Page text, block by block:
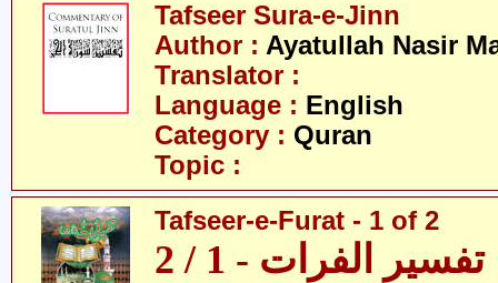
Tafseer Sura-e-Jinn
Author : Ayatullah Nasir
Translator :
Language : English
Category : Quran
Topic :
Tafseer-e-Furat - 1 of 2
تفسیر الفرات - 1 / 2